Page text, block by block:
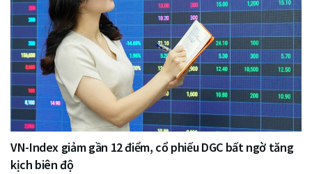
VN-Index giảm gần 12 điểm, cổ phiếu DGC bất ngờ tăng
kịch biên độ